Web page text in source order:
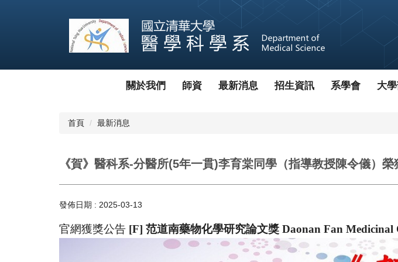
容
關於我們 師資 最新消息 招生資訊 系學會 大
首頁 最新消息
《賀》醫科系-分醫所(5年一貫)李育棠同學（指導教授陳令儀）
發佈日期 : 2025-03-13
官網獲獎公告 [F] 范道南藥物化學研究論文獎 Daonan Fan Medicinal